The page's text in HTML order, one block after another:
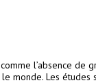
l’absence
monde. Les